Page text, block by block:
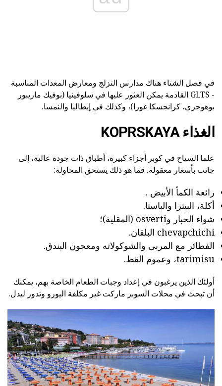
في فصل الشتاء هناك مدارس التزلج ومعارض المعدات المناسبة
- GLTS القادمة يمكن العثور عليها في سلوفينيا (بوفيك ماريبور
بوهوجري، كرانجسكا غورا)، وكذلك في إيطاليا والنمسا.
الغذاء KOPRSKAYA
علما السياح في كوبر أجزاء كبيرة، أطباق ذات جودة عالية، إلى
جانب بأسعار معقولة. فما هو ذلك يستحق المحاولة:
رائعة الكمأ الأبيض .
أكلة، البيتزا والباستا.
شواء الحبار وosverti (المقلية)؛
chevapchichi البلقان.
الفطائر مع المربى والشوكولاته ومعجون البندق.
tarimisu، وعموم القط.
أولئك الذين يرغبون في إعداد وجبات الطعام الخاصة بهم، يمكنك
أن تبحث في محلات السوبر ماركت غير مكلفة اليورو وتدور ليدل.